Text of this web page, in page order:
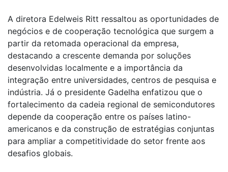
A diretora Edelweis Ritt ressaltou as oportunidades de
negócios e de cooperação tecnológica que surgem a
partir da retomada operacional da empresa,
destacando a crescente demanda por soluções
desenvolvidas localmente e a importância da
integração entre universidades, centros de pesquisa e
indústria. Já o presidente Gadelha enfatizou que o
fortalecimento da cadeia regional de semicondutores
depende da cooperação entre os países latino-
americanos e da construção de estratégias conjuntas
para ampliar a competitividade do setor frente aos
desafios globais.